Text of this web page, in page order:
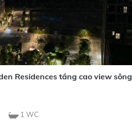
Residences tầng cao view sông
1 WC